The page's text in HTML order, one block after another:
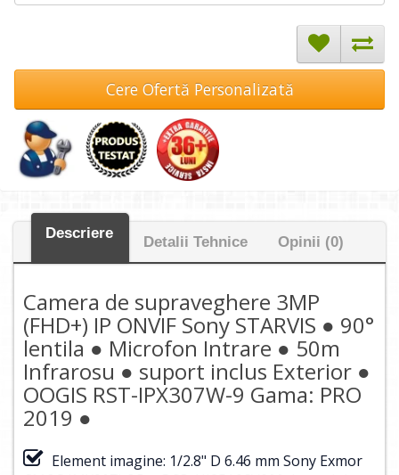
Cere Ofertă Personalizată
Descriere
Detalii Tehnice Opinii (0)
Camera de supraveghere 3MP
(FHD+) IP ONVIF Sony STARVIS ● 90°
lentila ● Microfon Intrare ● 50m
Infrarosu ● suport inclus Exterior ●
OOGIS RST-IPX307W-9 Gama: PRO
2019 ●
Element imagine: 1/2.8" D 6.46 mm Sony Exmor